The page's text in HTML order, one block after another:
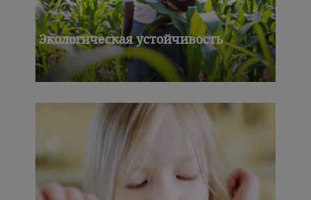
Экологическая устойчивость